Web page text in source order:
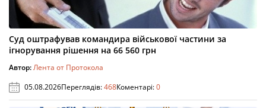
Суд оштрафував командира військової частини за
ігнорування рішення на 66 560 грн
Автор:Лента от Протокола
05.08.2026Переглядів:468Коментарі:0